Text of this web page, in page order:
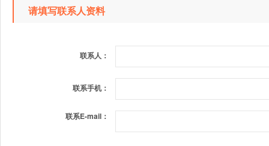
请填写联系人资料
联系人：
联系手机：
联系E-mail：